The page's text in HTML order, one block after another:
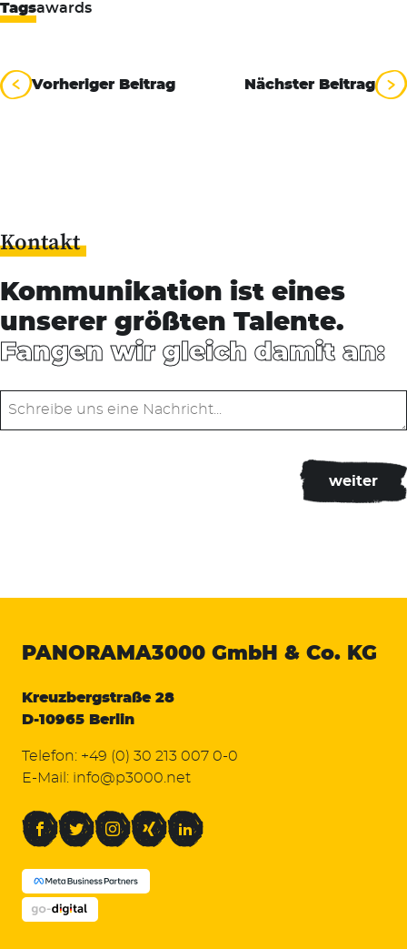
Tagsawards
Beitragsnavigation
Vorheriger Beitrag Nächster Beitrag
Kontakt
Kommunikation ist eines
unserer größten Talente.
Fangen wir gleich damit an:
PANORAMA3000 GmbH & Co. KG
Kreuzbergstraße 28
D-10965 Berlin
Telefon: +49 (0) 30 213 007 0-0
E-Mail: info@p3000.net
FacebookTwitterInstagramXing LinkedIn